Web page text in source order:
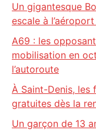
Un gigantesque
escale à
A69 : les
mobilisation en
l’autoroute
À Saint-Denis, les
gratuites dès la
Un garçon de 13